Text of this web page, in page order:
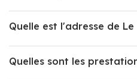
Quelle est l'adresse de Le
Quelles sont les